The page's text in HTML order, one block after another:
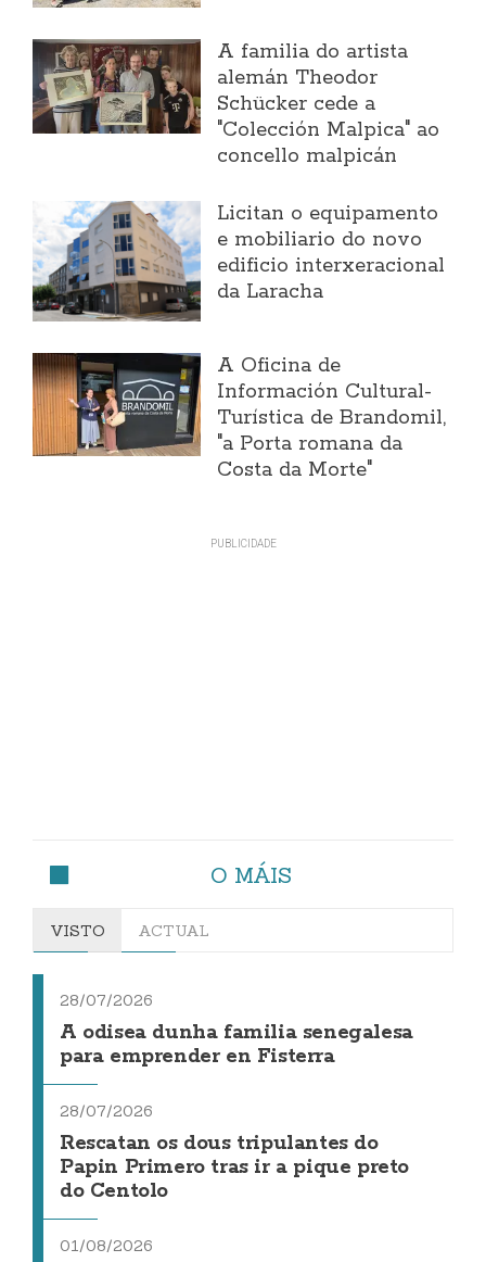
A familia do artista
alemán Theodor
Schücker cede a
"Colección Malpica" ao
concello malpicán
Licitan o equipamento
e mobiliario do novo
edificio interxeracional
da Laracha
A Oficina de
Información Cultural-
Turística de Brandomil,
"a Porta romana da
Costa da Morte"
O MÁIS
VISTO ACTUAL
28/07/2026
A odisea dunha familia senegalesa
para emprender en Fisterra
28/07/2026
Rescatan os dous tripulantes do
Papin Primero tras ir a pique preto
do Centolo
01/08/2026